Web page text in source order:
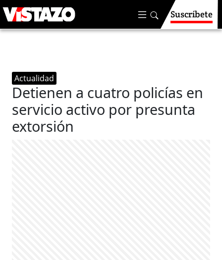
Suscríbete
Actualidad
Detienen a cuatro policías en
servicio activo por presunta
extorsión